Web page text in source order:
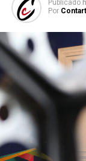
Publicado
Por